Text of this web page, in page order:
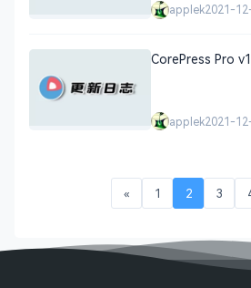
applek2021-
CorePress Pro
applek2021-
« 1 2 3